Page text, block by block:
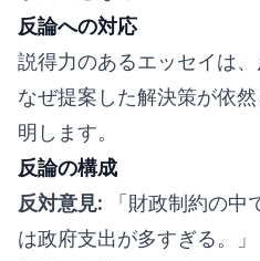
反論への対応
説得力のあるエッセイは、
なぜ提案した解決策が依
明します。
反論の構成
反対意見: 「財政制約の中
は政府支出が多すぎる。」